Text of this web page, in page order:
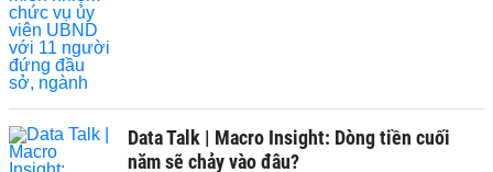
Data Talk | Macro Insight: Dòng tiền cuối
năm sẽ chảy vào đâu?